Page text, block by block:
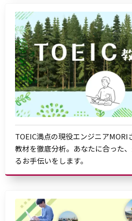
TOEIC満点の現役エンジニアMORI
教材を徹底分析。あなたに合った
るお手伝いをします。